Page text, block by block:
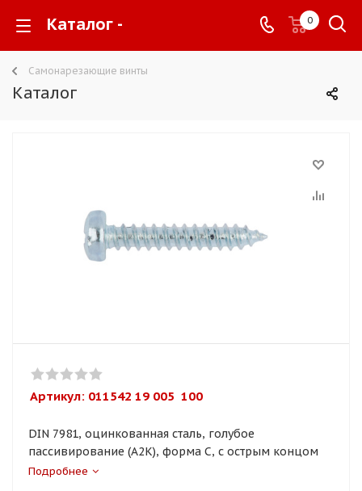
Каталог - 0
Самонарезающие винты
Каталог
Артикул: 011542 19 005  100
DIN 7981, оцинкованная сталь, голубое
пассивирование (A2K), форма C, с острым концом
Подробнее